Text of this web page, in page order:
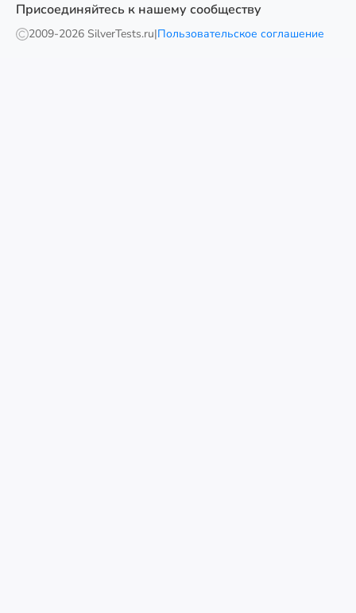
Присоединяйтесь к нашему сообществу
2009-2026 SilverTests.ru|Пользовательское соглашение